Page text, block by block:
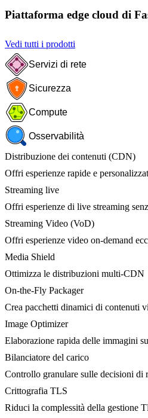
Piattaforma edge cloud di
Vedi tutti i prodotti
Servizi di rete
Sicurezza
Compute
Osservabilità
Distribuzione dei contenuti (CDN)
Offri esperienze rapide e
Streaming live
Offri esperienze di live streaming
Streaming Video (VoD)
Offri esperienze video on-demand
Media Shield
Ottimizza le distribuzioni multi-CDN
On-the-Fly Packager
Crea pacchetti dinamici di contenuti
Image Optimizer
Elaborazione rapida delle immagini
Bilanciatore del carico
Controllo granulare sulle decisioni di
Crittografia TLS
Riduci la complessità della gestione